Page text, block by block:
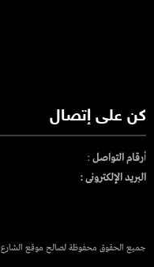
كن على إتصال
أرقام التواصل :
البريد الإلكترونى :
جميع الحقوق محفوظة لصالح موقع الشارع 24 لعام 2023